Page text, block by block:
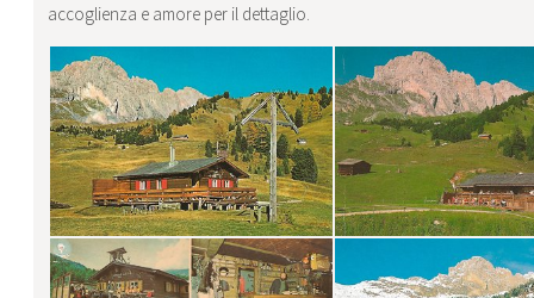
accoglienza e amore per il dettaglio.